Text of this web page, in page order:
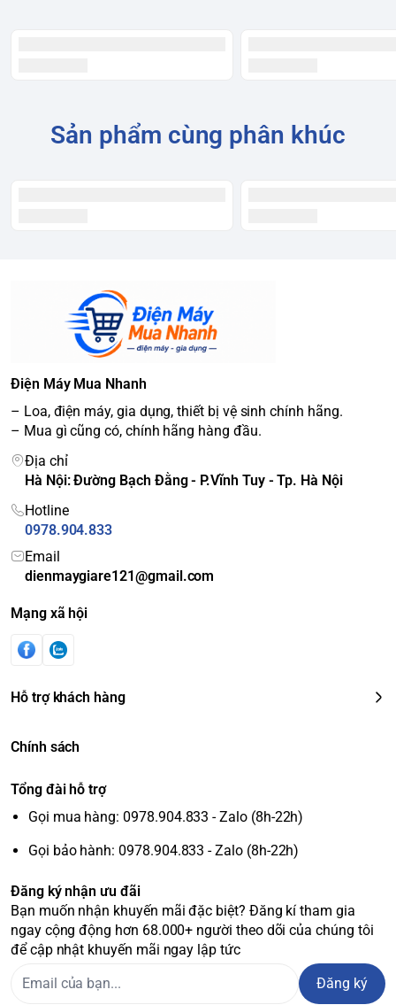
Sản phẩm cùng phân khúc
Điện Máy Mua Nhanh
– Loa, điện máy, gia dụng, thiết bị vệ sinh chính hãng.
– Mua gì cũng có, chính hãng hàng đầu.
Địa chỉ
Hà Nội: Đường Bạch Đằng - P.Vĩnh Tuy - Tp. Hà Nội
Hotline
0978.904.833
Email
dienmaygiare121@gmail.com
Mạng xã hội
Hỗ trợ khách hàng
Chính sách
Tổng đài hỗ trợ
Gọi mua hàng: 0978.904.833 - Zalo (8h-22h)
Gọi bảo hành: 0978.904.833 - Zalo (8h-22h)
Đăng ký nhận ưu đãi
Bạn muốn nhận khuyến mãi đặc biệt? Đăng kí tham gia
ngay cộng động hơn 68.000+ người theo dõi của chúng tôi
để cập nhật khuyến mãi ngay lập tức
Đăng ký